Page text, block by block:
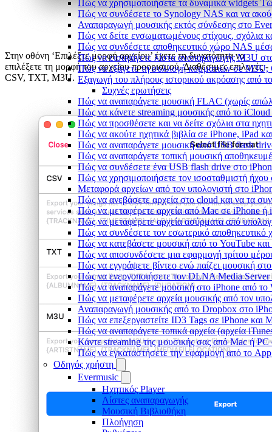
Πώς να χρησιμοποιήσετε τα δυναμικά widgets
Πώς να συνδέσετε το Synology NAS και να
Αναπαραγωγή μουσικής εκτός σύνδεσης στο
Πώς να δείτε ενσωματωμένους στίχους, σχόλια
Πώς να συνδέσετε αποθηκευτικό χώρο NAS
Πώς να εισαγάγετε λίστα αναπαραγωγής M3U
Πώς να εξάγετε τη συλλογή κομματιών σε
Εξαγωγή του πλήρους ιστορικού ακρόασης από
Συχνές ερωτήσεις
Πώς να αναπαράγετε μουσική FLAC (χωρίς
Πώς να κάνετε streaming μουσικής από το
Πώς να προσθέσετε και να δείτε σχόλια στα
Πώς να ακούτε ηχητικά βιβλία σε iPhone, iPad
Πώς να αναπαράγετε μουσική από USB flash
Πώς να αναπαράγετε τοπική μουσική
Πώς να συνδέσετε ένα USB flash drive στο iPhone
Πώς να χρησιμοποιήσετε τον ισοσταθμιστή
Μεταφορά αρχείων από τον υπολογιστή στο
Πώς να ανεβάσετε αρχεία στο cloud και να τα
Πώς να μεταφέρετε αρχεία από Mac σε iPhone ή
Πώς να μεταφέρετε αρχεία ασύρματα από
Πώς να συνδέσετε τον εσωτερικό
Πώς να κατεβάσετε μουσική από το YouTube
Πώς να αποσυνδέσετε μια εφαρμογή τρίτου
Πώς να εγγράψετε βίντεο ενώ παίζει μουσική
Πώς να ενεργοποιήσετε τον DLNA Media
Πώς να αναπαράγετε μουσική στο iPhone από
Πώς να μεταφέρετε αρχεία μουσικής από τον
Αναπαραγωγή μουσικής από το Dropbox στο
Πώς να επεξεργαστείτε ID3 Tags σε iPhone και
Πώς να αναπαράγετε τοπικά αρχεία (αρχεία
Κάντε streaming της μουσικής σας από Mac ή
Πώς να εγκαταστήσετε την εφαρμογή από το
Οδηγός χρήστη
Evermusic
Ηχητικός Player
Λίστες αναπαραγωγής
Μουσική Βιβλιοθήκη
Πλοήγηση
Στην οθόνη ‘Επιλέξτε μορφή αρχείου’ έχετε τη δυνατότητα να
επιλέξετε τη μορφή του αρχείου προορισμού. Διαθέσιμες επιλογές -
CSV, TXT, M3U.